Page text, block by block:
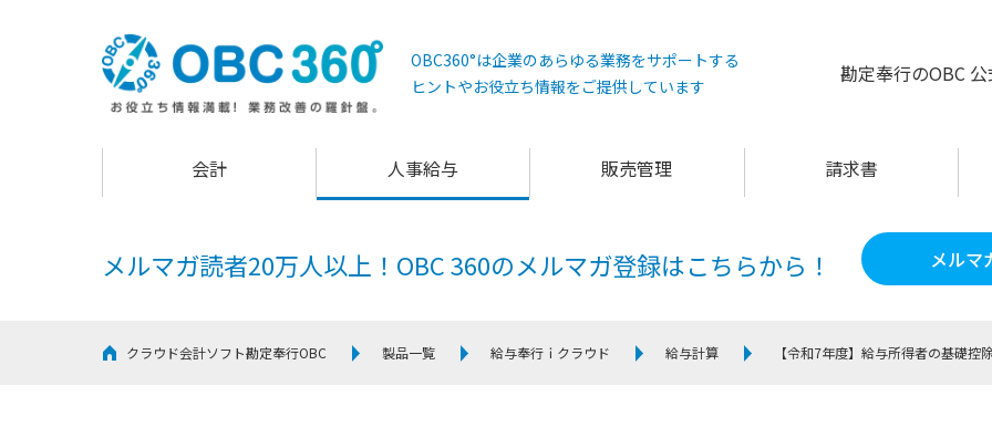
OBC360°は企業のあらゆる業務をサポートする
ヒントやお役立ち情報をご提供しています
勘定奉行のOBC
会計 人事給与 販売管理 請求書
メルマガ読者20万人以上！ OBC 360のメルマガ登録はこちらから！ メルマ
クラウド会計ソフト勘定奉行OBC 製品一覧 給与奉行ｉクラウド 給与計算 【令和7年度】給与所得者の基礎